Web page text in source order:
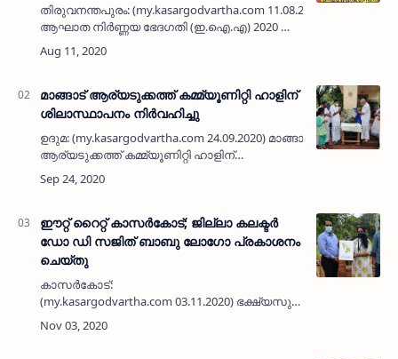
തിരുവനന്തപുരം: (my.kasargodvartha.com 11.08.2020)
ആഘാത നിര്‍ണ്ണയ ഭേദഗതി (ഇ.ഐ.എ) 2020 നു
അഭിപ്രായങ്ങളും നിര്‍ദ്ദേശങ്ങളും
സമര്‍പ്പിക്കാനുള്ള അന്തിമ തീയതി ന…
മാങ്ങാട് ആര്യടുക്കത്ത് കമ്മ്യൂണിറ്റി ഹാളിന്
ശിലാസ്ഥാപനം നിര്‍വഹിച്ചു
ഉദുമ: (my.kasargodvartha.com 24.09.2020) മാങ്ങാട്
ആര്യടുക്കത്ത് കമ്മ്യൂണിറ്റി ഹാളിന്
ശിലാസ്ഥാപനം നിര്‍വഹിച്ചു. ഉദുമ
ഗ്രാമപഞ്ചായത്ത് 2019-20 വാര്‍ഷിക
ഈറ്റ് റൈറ്റ് കാസര്‍കോട്; ജില്ലാ കലക്ടര്‍
ഡോ ഡി സജിത് ബാബു ലോഗോ പ്രകാശനം
ചെയ്തു
കാസര്‍കോട്:
(my.kasargodvartha.com 03.11.2020) ഭക്ഷ്യസുരക്ഷാ
വകുപ്പും ഫുഡ് സേഫ്റ്റി ആന്‍ഡ് സറ്റാന്‍ഡേര്‍ഡ്
അതോറിറ്റി ഓഫ് ഇന്ത്യയും സംയുക്തമായി